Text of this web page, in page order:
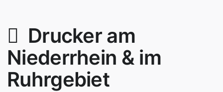
Drucker am
Niederrhein & im
Ruhrgebiet